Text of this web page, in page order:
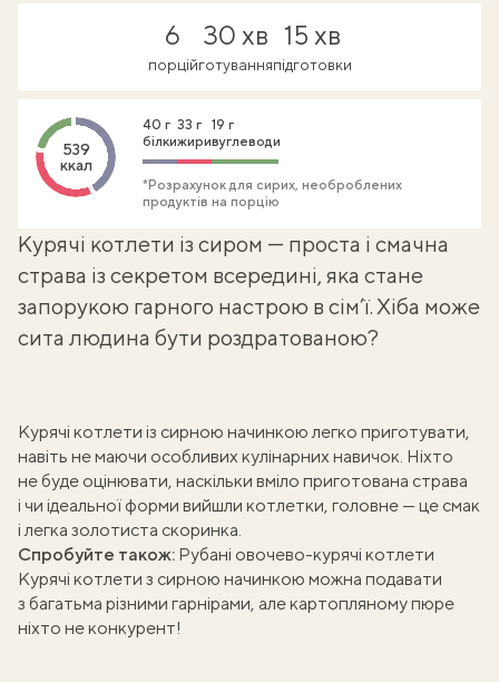
6
порцій
30 хв
готування
15 хв
підготовки
539
ккал
40 г
білки
33 г
жири
19 г
вуглеводи
*Розрахунок для сирих, необроблених
продуктів на порцію
Курячі котлети із сиром — проста і смачна
страва із секретом всередині, яка стане
запорукою гарного настрою в сім’ї. Хіба може
сита людина бути роздратованою?
Курячі котлети із сирною начинкою легко приготувати,
навіть не маючи особливих кулінарних навичок. Ніхто
не буде оцінювати, наскільки вміло приготована страва
і чи ідеальної форми вийшли котлетки, головне — це смак
і легка золотиста скоринка.
Спробуйте також: Рубані овочево-курячі котлети
Курячі котлети з сирною начинкою можна подавати
з багатьма різними гарнірами, алекартопляному пюре
ніхто не конкурент!